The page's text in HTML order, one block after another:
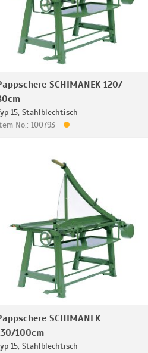
SCHIMANEK 120/
15, Stahlblechtisch
No.: 100793
SCHIMANEK
100cm
15, Stahlblechtisch